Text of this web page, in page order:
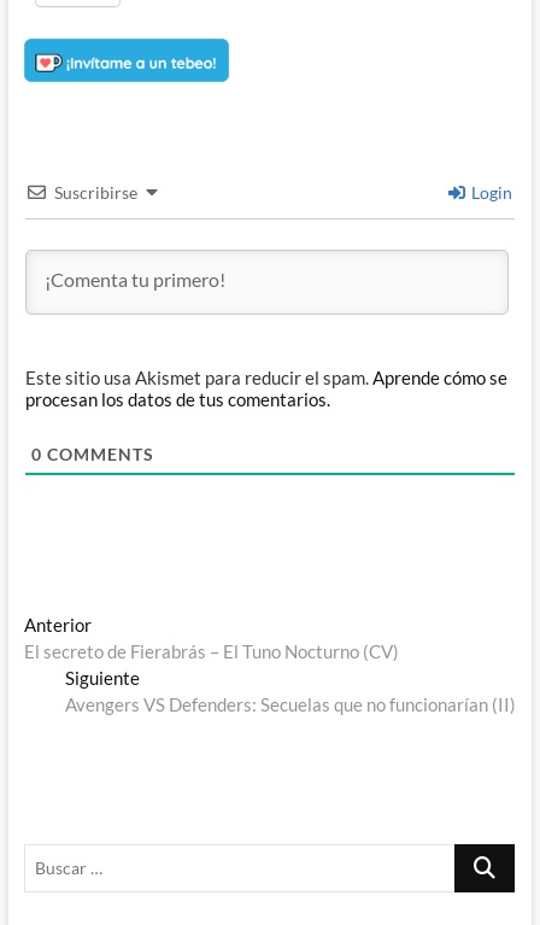
Suscribirse Login
Este sitio usa Akismet para reducir el spam. Aprende cómo se
procesan los datos de tus comentarios.
0 COMMENTS
Navegación
de
entradas
AnteriorEntrada
anterior:
El secreto de Fierabrás – El Tuno Nocturno (CV)
SiguienteEntrada
siguiente:
Avengers VS Defenders: Secuelas que no funcionarían (II)
Buscar